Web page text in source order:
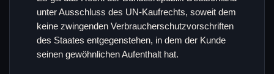
unter Ausschluss des UN-Kaufrechts, soweit dem
keine zwingenden Verbraucherschutzvorschriften
des Staates entgegenstehen, in dem der Kunde
seinen gewöhnlichen Aufenthalt hat.